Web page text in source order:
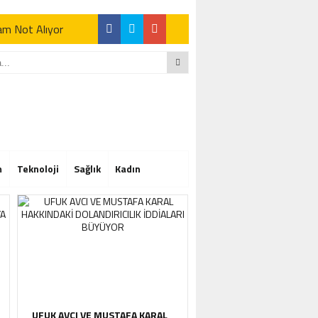
Not Alıyor
Not Alıyor
Teknoloji Sağlık Kadın
UFUK AVCI VE MUSTAFA KARAL